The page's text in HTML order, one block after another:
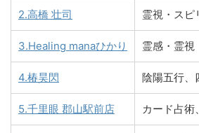
2.高橋 壮司 霊視・スピ
3.Healing manaひかり 霊感・霊視
4.椿昊閃 陰陽五行、
5.千里眼 郡山駅前店 カード占術